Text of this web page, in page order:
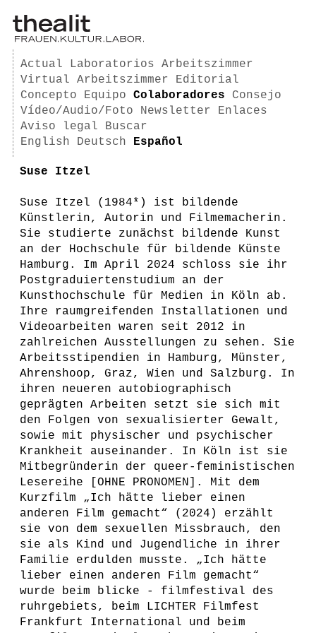
Actual Laboratorios
Arbeitszimmer
Virtual Arbeitszimmer
Editorial
Concepto
Equipo Colaboradores
Consejo
Vídeo/Audio/Foto
Newsletter
Enlaces
Aviso legal
Buscar
English
Deutsch Español
Suse Itzel
Suse Itzel (1984*) ist bildende
Künstlerin, Autorin und Filmemacherin.
Sie studierte zunächst bildende Kunst
an der Hochschule für bildende Künste
Hamburg. Im April 2024 schloss sie ihr
Postgraduiertenstudium an der
Kunsthochschule für Medien in Köln ab.
Ihre raumgreifenden Installationen und
Videoarbeiten waren seit 2012 in
zahlreichen Ausstellungen zu sehen. Sie
Arbeitsstipendien in Hamburg, Münster,
Ahrenshoop, Graz, Wien und Salzburg. In
ihren neueren autobiographisch
geprägten Arbeiten setzt sie sich mit
den Folgen von sexualisierter Gewalt,
sowie mit physischer und psychischer
Krankheit auseinander. In Köln ist sie
Mitbegründerin der queer-feministischen
Lesereihe [OHNE PRONOMEN]. Mit dem
Kurzfilm „Ich hätte lieber einen
anderen Film gemacht“ (2024) erzählt
sie von dem sexuellen Missbrauch, den
sie als Kind und Jugendliche in ihrer
Familie erdulden musste. „Ich hätte
lieber einen anderen Film gemacht“
wurde beim blicke - filmfestival des
ruhrgebiets, beim LICHTER Filmfest
Frankfurt International und beim